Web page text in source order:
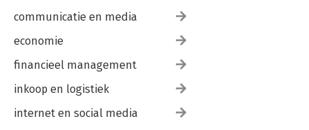
communicatie en media
economie
financieel management
inkoop en logistiek
internet en social media